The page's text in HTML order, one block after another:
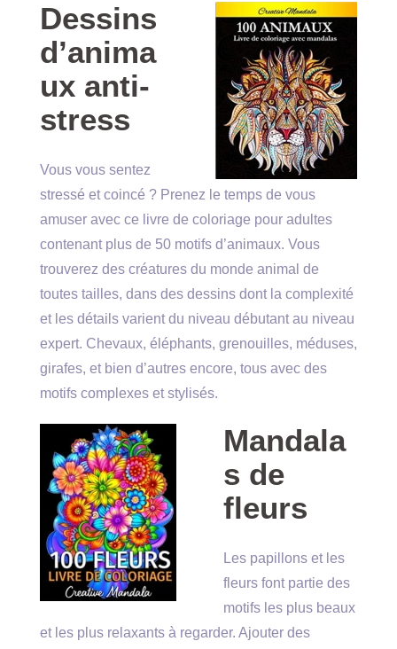
Dessins
d’anima
ux anti-
stress
Vous vous sentez
stressé et coincé ? Prenez le temps de vous
amuser avec ce livre de coloriage pour adultes
contenant plus de 50 motifs d’animaux. Vous
trouverez des créatures du monde animal de
toutes tailles, dans des dessins dont la complexité
et les détails varient du niveau débutant au niveau
expert. Chevaux, éléphants, grenouilles, méduses,
girafes, et bien d’autres encore, tous avec des
motifs complexes et stylisés.
Mandala
s de
fleurs
Les papillons et les
fleurs font partie des
motifs les plus beaux
et les plus relaxants à regarder. Ajouter des